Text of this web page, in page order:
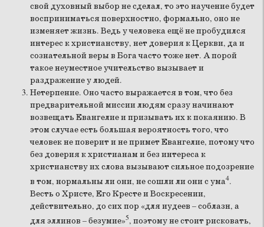
свой духовный выбор не сделал, то это научение будет
восприниматься поверхностно, формально, оно не
изменяет жизнь. Ведь у человека ещё не пробудился
интерес к христианству, нет доверия к Церкви, да и
сознательной веры в Бога часто тоже нет. А порой
такое неуместное учительство вызывает и
раздражение у людей.
Нетерпение. Оно часто выражается в том, что без
предварительной миссии людям сразу начинают
возвещать Евангелие и призывать их к покаянию. В
этом случае есть большая вероятность того, что
человек не поверит и не примет Евангелие, потому что
без доверия к христианам и без интереса к
христианству их слова вызывают сильное подозрение
в том, нормальны ли они, не сошли ли они с ума4.
Весть о Христе, Его Кресте и Воскресении,
действительно, до сих пор «для иудеев – соблазн, а
для эллинов – безумие»5, поэтому не стоит рисковать,